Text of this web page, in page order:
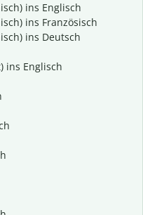
ins Englisch
ins Französisch
ins Deutsch
ins Englisch